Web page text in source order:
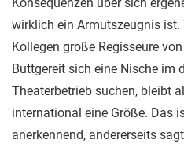
wirklich ein Armutszeugnis ist.
Kollegen große Regisseure
Buttgereit sich eine Nische im
Theaterbetrieb suchen, bleibt
international eine Größe. Das
anerkennend, andererseits